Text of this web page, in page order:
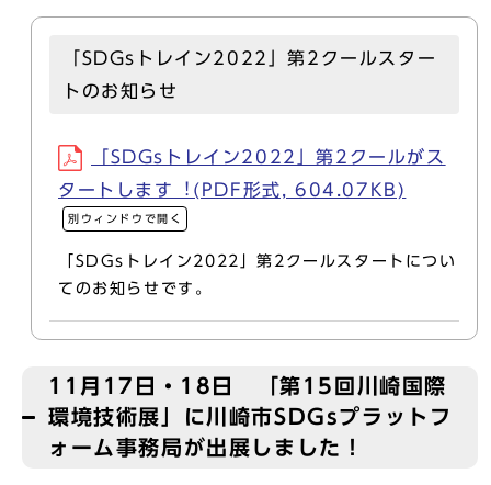
「SDGsトレイン2022」第2クールスター
トのお知らせ
「SDGsトレイン2022」第2クールがス
タートします︕(PDF形式, 604.07KB)
別ウィンドウで開く
「SDGsトレイン2022」第2クールスタートについ
てのお知らせです。
11月17日・18日 「第15回川崎国際
環境技術展」に川崎市SDGsプラットフ
ォーム事務局が出展しました！